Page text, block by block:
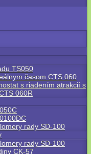
TS050
časom CTS 060
s riadením atrakcií s
060R
rady SD-100
rady SD-100
CK-57